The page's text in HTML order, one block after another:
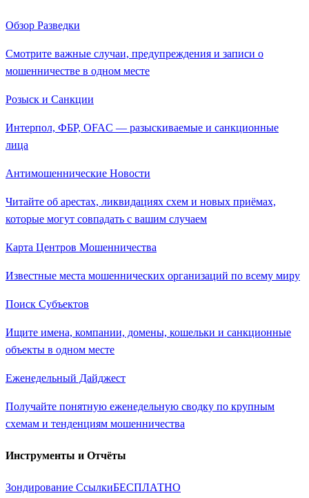
Обзор Разведки
Смотрите важные случаи, предупреждения и записи о
мошенничестве в одном месте
Розыск и Санкции
Интерпол, ФБР, OFAC — разыскиваемые и санкционные
лица
Антимошеннические Новости
Читайте об арестах, ликвидациях схем и новых приёмах,
которые могут совпадать с вашим случаем
Карта Центров Мошенничества
Известные места мошеннических организаций по всему миру
Поиск Субъектов
Ищите имена, компании, домены, кошельки и санкционные
объекты в одном месте
Еженедельный Дайджест
Получайте понятную еженедельную сводку по крупным
схемам и тенденциям мошенничества
Инструменты и Отчёты
Зондирование СсылкиБЕСПЛАТНО